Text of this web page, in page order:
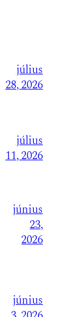
július
28, 2026
július
11, 2026
június
23,
2026
június